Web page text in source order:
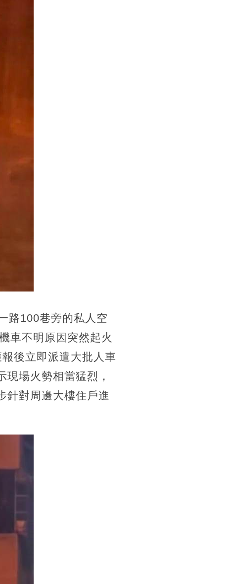
路100巷旁的私人空
車不明原因突然起火
後立即派遣大批人車
場火勢相當猛烈，
針對周邊大樓住戶進